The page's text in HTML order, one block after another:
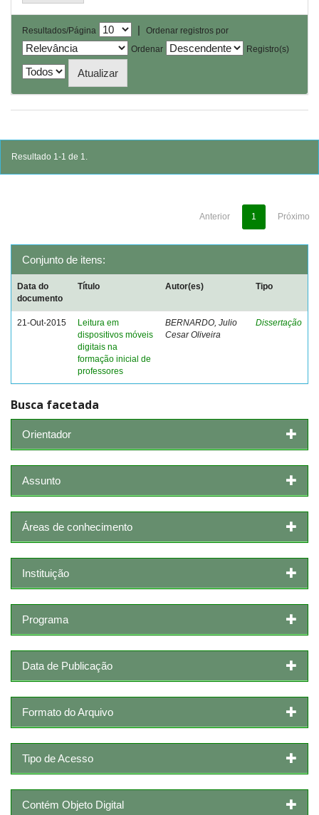
Resultados/Página |
Ordenar registros por
Ordenar
Registro(s)
Resultado 1-1 de 1.
Anterior 1 Próximo
Conjunto de itens:
Data do
documento
Título Autor(es) Tipo
21-Out-2015
Leitura em
dispositivos móveis
digitais na
formação inicial de
professores
BERNARDO, Julio
Cesar Oliveira
Dissertação
Busca facetada
Orientador
Assunto
Áreas de conhecimento
Instituição
Programa
Data de Publicação
Formato do Arquivo
Tipo de Acesso
Contém Objeto Digital